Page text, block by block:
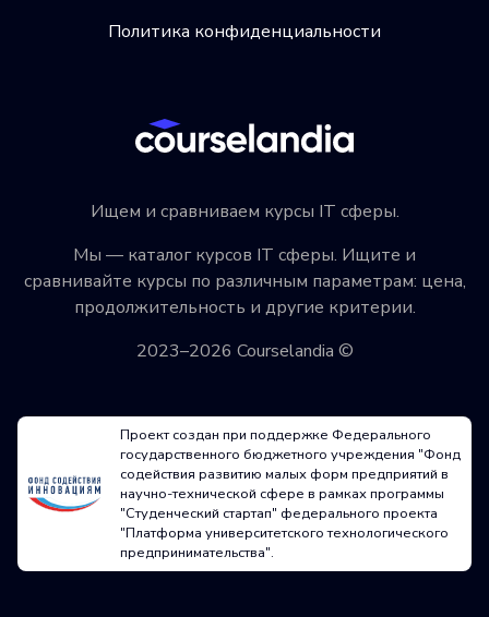
Ищем и сравниваем курсы IT сферы.
Мы — каталог курсов IT сферы. Ищите и
сравнивайте курсы по различным параметрам: цена,
продолжительность и другие критерии.
2023–2026 Courselandia ©
Политика конфиденциальности
Проект создан при поддержке Федерального
государственного бюджетного учреждения "Фонд
содействия развитию малых форм предприятий в
научно-технической сфере в рамках программы
"Студенческий стартап" федерального проекта
"Платформа университетского технологического
предпринимательства".